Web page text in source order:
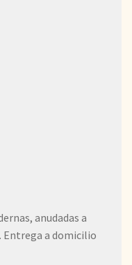
anudadas a
a domicilio